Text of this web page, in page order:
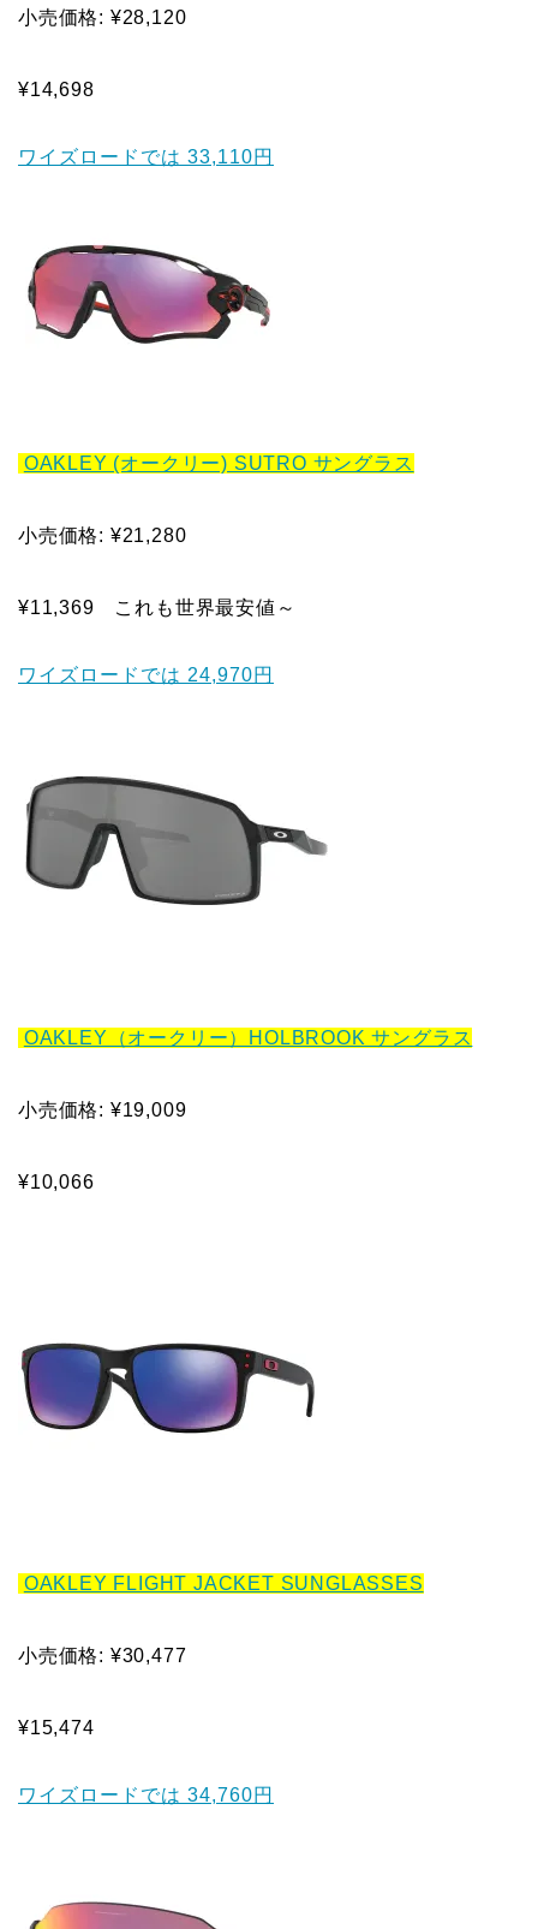
小売価格: ¥28,120
¥14,698
ワイズロードでは 33,110円
OAKLEY (オークリー) SUTRO サングラス
小売価格: ¥21,280
¥11,369 これも世界最安値～
ワイズロードでは 24,970円
OAKLEY（オークリー）HOLBROOK サングラス
小売価格: ¥19,009
¥10,066
OAKLEY FLIGHT JACKET SUNGLASSES
小売価格: ¥30,477
¥15,474
ワイズロードでは 34,760円